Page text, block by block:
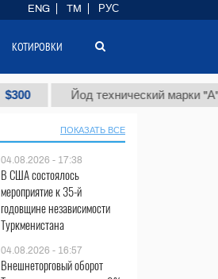
Йод технический марки "А" (т.)
ПОКАЗАТЬ ВСЕ
04.08.2026 - 17:38
В США состоялось
мероприятие к 35-й
годовщине независимости
Туркменистана
04.08.2026 - 16:57
Внешнеторговый оборот
ENG TM РУС
КОТИРОВКИ